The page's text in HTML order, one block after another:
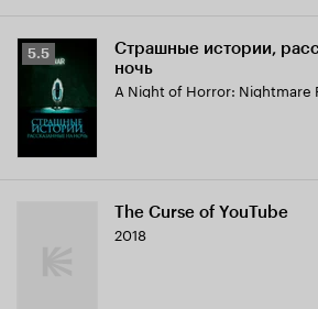
Рейтинг
Кинопоиска
5.5
Страшные истории,
ночь
A Night of Horror: Nightmare
The Curse of YouTube
2018